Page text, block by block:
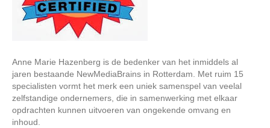
Anne Marie Hazenberg is de bedenker van het inmiddels al
jaren bestaande NewMediaBrains in Rotterdam. Met ruim 15
specialisten vormt het merk een uniek samenspel van veelal
zelfstandige ondernemers, die in samenwerking met elkaar
opdrachten kunnen uitvoeren van ongekende omvang en
inhoud.